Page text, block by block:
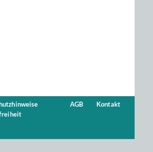
AGB Kontakt